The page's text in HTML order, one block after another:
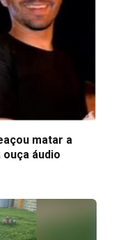
matar a
áudio